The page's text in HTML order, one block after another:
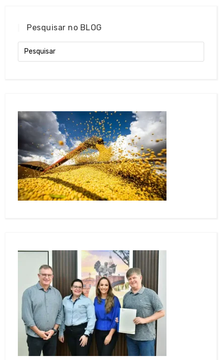
Pesquisar no BLOG